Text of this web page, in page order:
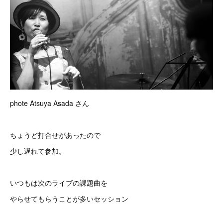
phote Atsuya Asada さん
ちょうど打合せがあったので
少し遅れて参加。
いつもは次のライブの課題曲を
やらせてもらうことが多いセッション